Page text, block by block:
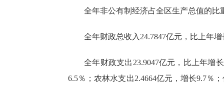
全年非公有制经济占全区生产总值的比
全年财政总收入 24.7847亿元，比上年
全年财政支出 23.9047亿元，比上年增
6.5％；农林水支出2.4664亿元，增长9.7％